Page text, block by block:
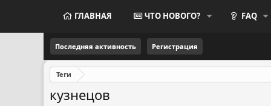
ГЛАВНАЯ ЧТО НОВОГО? FAQ
Последняя активность Регистрация
Теги
кузнецов